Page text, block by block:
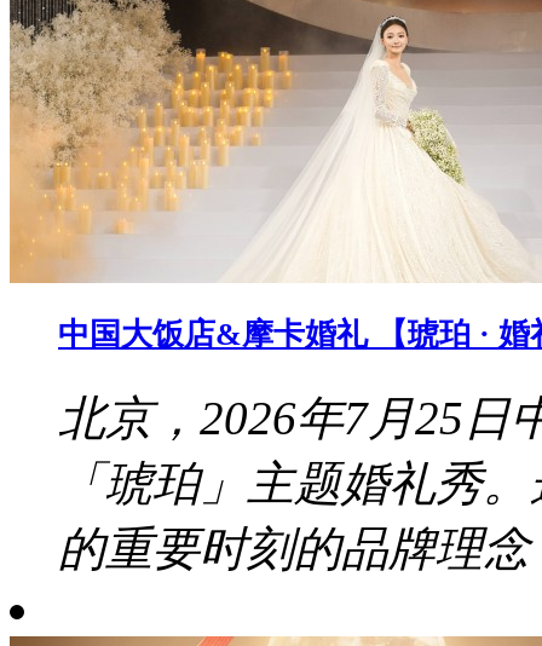
中国大饭店&摩卡婚礼 【琥珀 ·
北京，2026年7月25日
「琥珀」主题婚礼秀
的重要时刻的品牌理念